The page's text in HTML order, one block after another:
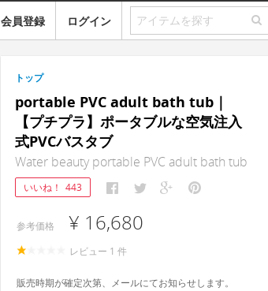
会員登録 ログイン
トップ
portable PVC adult bath tub｜
【プチプラ】ポータブルな空気注入
式PVCバスタブ
Water beauty portable PVC adult bath tub
いいね！ 443
参考価格 ¥ 16,680
レビュー 1 件
販売時期が確定次第、メールにてお知らせします。